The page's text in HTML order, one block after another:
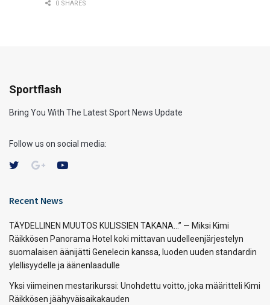
0 SHARES
Sportflash
Bring You With The Latest Sport News Update
Follow us on social media:
Recent News
TÄYDELLINEN MUUTOS KULISSIEN TAKANA…” — Miksi Kimi
Räikkösen Panorama Hotel koki mittavan uudelleenjärjestelyn
suomalaisen äänijätti Genelecin kanssa, luoden uuden standardin
ylellisyydelle ja äänenlaadulle
Yksi viimeinen mestarikurssi: Unohdettu voitto, joka määritteli Kimi
Räikkösen jäähyväisaikakauden